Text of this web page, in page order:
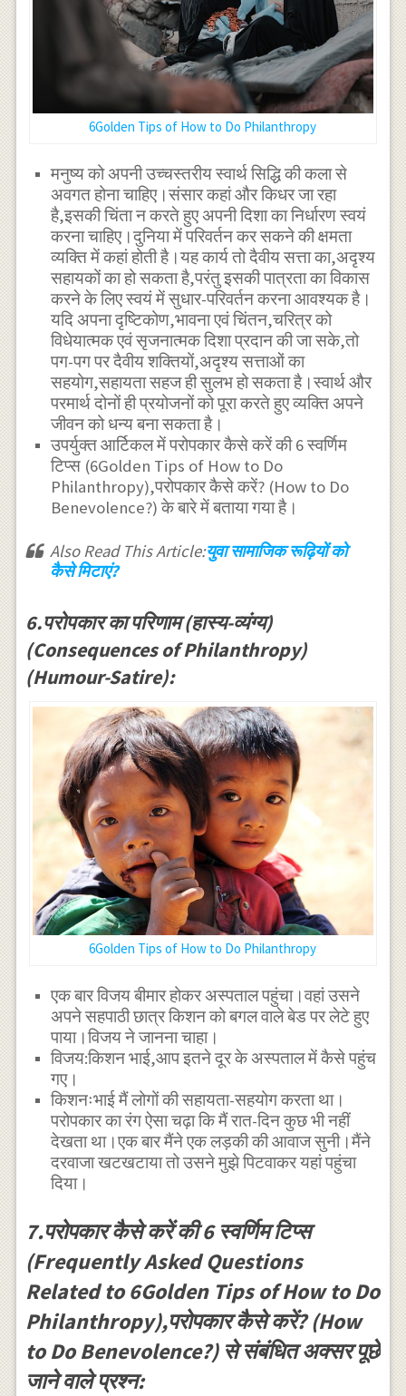
6Golden Tips of How to Do Philanthropy
मनुष्य को अपनी उच्चस्तरीय स्वार्थ सिद्धि की कला से
अवगत होना चाहिए।संसार कहां और किधर जा रहा
है,इसकी चिंता न करते हुए अपनी दिशा का निर्धारण स्वयं
करना चाहिए।दुनिया में परिवर्तन कर सकने की क्षमता
व्यक्ति में कहां होती है।यह कार्य तो दैवीय सत्ता का,अदृश्य
सहायकों का हो सकता है,परंतु इसकी पात्रता का विकास
करने के लिए स्वयं में सुधार-परिवर्तन करना आवश्यक है।
यदि अपना दृष्टिकोण,भावना एवं चिंतन,चरित्र को
विधेयात्मक एवं सृजनात्मक दिशा प्रदान की जा सके,तो
पग-पग पर दैवीय शक्तियों,अदृश्य सत्ताओं का
सहयोग,सहायता सहज ही सुलभ हो सकता है।स्वार्थ और
परमार्थ दोनों ही प्रयोजनों को पूरा करते हुए व्यक्ति अपने
जीवन को धन्य बना सकता है।
उपर्युक्त आर्टिकल में परोपकार कैसे करें की 6 स्वर्णिम
टिप्स (6Golden Tips of How to Do
Philanthropy),परोपकार कैसे करें? (How to Do
Benevolence?) के बारे में बताया गया है।
Also Read This Article:युवा सामाजिक रूढ़ियों को
कैसे मिटाएं?
6.परोपकार का परिणाम (हास्य-व्यंग्य)
(Consequences of Philanthropy)
(Humour-Satire):
6Golden Tips of How to Do Philanthropy
एक बार विजय बीमार होकर अस्पताल पहुंचा।वहां उसने
अपने सहपाठी छात्र किशन को बगल वाले बेड पर लेटे हुए
पाया।विजय ने जानना चाहा।
विजय:किशन भाई,आप इतने दूर के अस्पताल में कैसे पहुंच
गए।
किशनःभाई मैं लोगों की सहायता-सहयोग करता था।
परोपकार का रंग ऐसा चढ़ा कि मैं रात-दिन कुछ भी नहीं
देखता था।एक बार मैंने एक लड़की की आवाज सुनी।मैंने
दरवाजा खटखटाया तो उसने मुझे पिटवाकर यहां पहुंचा
दिया।
7.परोपकार कैसे करें की 6 स्वर्णिम टिप्स
(Frequently Asked Questions
Related to 6Golden Tips of How to Do
Philanthropy),परोपकार कैसे करें? (How
to Do Benevolence?) से संबंधित अक्सर पूछे
जाने वाले प्रश्न: